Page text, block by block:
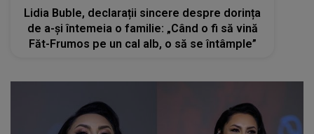
Lidia Buble, declarații sincere despre dorința
de a-și întemeia o familie: „Când o fi să vină
Făt-Frumos pe un cal alb, o să se întâmple”